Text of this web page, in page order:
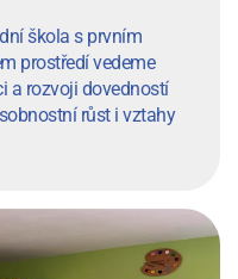
škola s prvním
prostředí vedeme
a rozvoji dovedností
růst i vztahy